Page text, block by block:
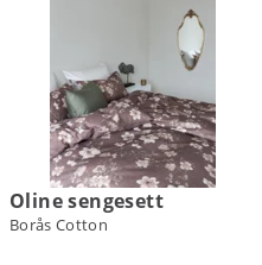
Oline sengesett
Borås Cotton